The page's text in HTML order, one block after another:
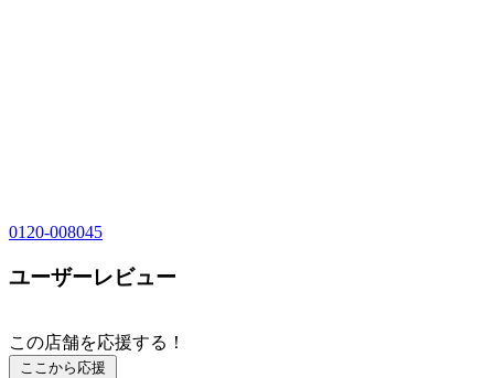
0120-008045
ユーザーレビュー
この店舗を応援する！
ここから応援